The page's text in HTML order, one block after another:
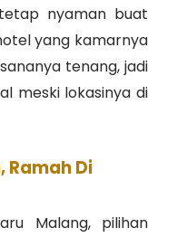
nyaman buat
yang kamarnya
tenang, jadi
meski lokasinya di
Ramah Di
Malang, pilihan